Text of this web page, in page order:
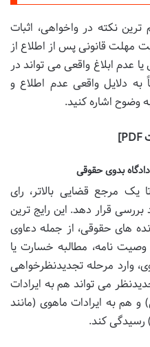
ترین نکته در واخواهی، اثبات
مهلت قانونی پس از اطلاع از
عدم ابلاغ واقعی می تواند در
به دلایل واقعی عدم اطلاع و
وضوح اشاره کنید.
مرجع قضایی بالاتر، رای
بررسی قرار دهد. این رایج ترین
های حقوقی، از جمله دعاوی
وصیت نامه، مطالبه خسارت یا
وارد مرحله تجدیدنظرخواهی
می تواند هم به ایرادات
هم به ایرادات ماهوی (مانند
رسیدگی کند.